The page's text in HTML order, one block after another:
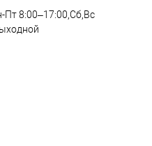
Пт 8:00–17:00,Сб,Вс